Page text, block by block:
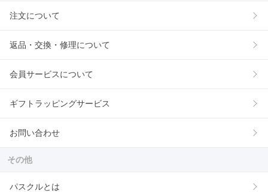
注文について
返品・交換・修理について
会員サービスについて
ギフトラッピングサービス
お問い合わせ
その他
パスクルとは